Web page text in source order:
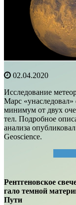
02.04.2020
Исследование
Марс
минимум от двух
тел. Подробное
анализа
Рентгеновское
гало темной
Пути